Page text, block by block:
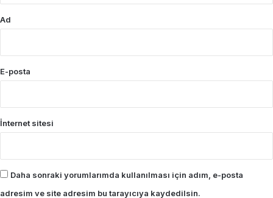
Ad
E-posta
İnternet sitesi
Daha sonraki yorumlarımda kullanılması için adım, e-posta
adresim ve site adresim bu tarayıcıya kaydedilsin.